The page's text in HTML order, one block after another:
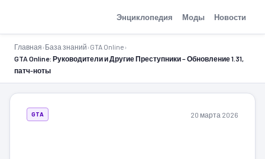
Энциклопедия Моды Новости
Главная›База знаний›GTA Online›
GTA Online: Руководители и Другие Преступники – Обновление 1.31,
патч-ноты
GTA 20 марта 2026